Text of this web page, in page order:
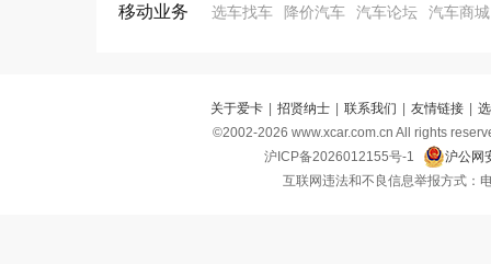
移动业务 选车找车 降价汽车 汽车论坛 汽车商城
关于爱卡 招贤纳士 联系我们 友情链接
©2002-2026 www.xcar.com.cn All rights
沪ICP备2026012155号-1
沪公网
互联网违法和不良信息举报方式：